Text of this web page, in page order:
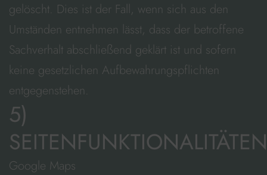
gelöscht. Dies ist der Fall, wenn sich aus den
Umständen entnehmen lässt, dass der betroffene
Sachverhalt abschließend geklärt ist und sofern
keine gesetzlichen Aufbewahrungspflichten
entgegenstehen.
5)
SEITENFUNKTIONALITÄTEN
Google Maps